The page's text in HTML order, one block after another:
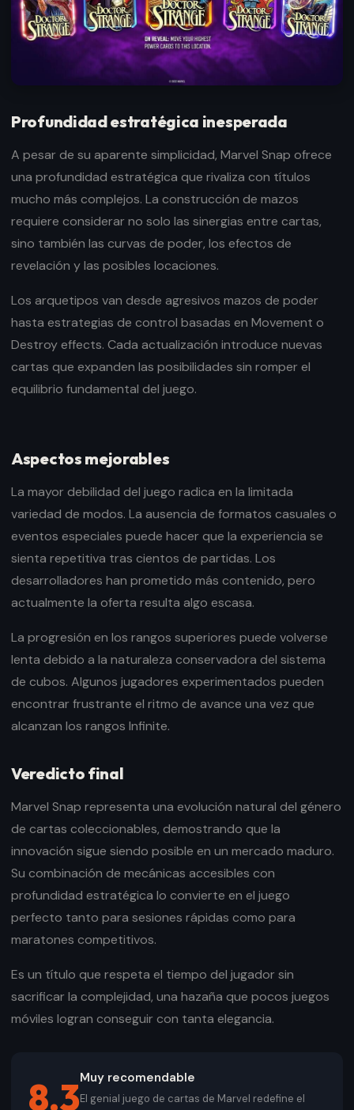
Profundidad estratégica inesperada
A pesar de su aparente simplicidad, Marvel Snap ofrece
una profundidad estratégica que rivaliza con títulos
mucho más complejos. La construcción de mazos
requiere considerar no solo las sinergias entre cartas,
sino también las curvas de poder, los efectos de
revelación y las posibles locaciones.
Los arquetipos van desde agresivos mazos de poder
hasta estrategias de control basadas en Movement o
Destroy effects. Cada actualización introduce nuevas
cartas que expanden las posibilidades sin romper el
equilibrio fundamental del juego.
Aspectos mejorables
La mayor debilidad del juego radica en la limitada
variedad de modos. La ausencia de formatos casuales o
eventos especiales puede hacer que la experiencia se
sienta repetitiva tras cientos de partidas. Los
desarrolladores han prometido más contenido, pero
actualmente la oferta resulta algo escasa.
La progresión en los rangos superiores puede volverse
lenta debido a la naturaleza conservadora del sistema
de cubos. Algunos jugadores experimentados pueden
encontrar frustrante el ritmo de avance una vez que
alcanzan los rangos Infinite.
Veredicto final
Marvel Snap representa una evolución natural del género
de cartas coleccionables, demostrando que la
innovación sigue siendo posible en un mercado maduro.
Su combinación de mecánicas accesibles con
profundidad estratégica lo convierte en el juego
perfecto tanto para sesiones rápidas como para
maratones competitivos.
Es un título que respeta el tiempo del jugador sin
sacrificar la complejidad, una hazaña que pocos juegos
móviles logran conseguir con tanta elegancia.
8.3Muy recomendable
El genial juego de cartas de Marvel redefine el